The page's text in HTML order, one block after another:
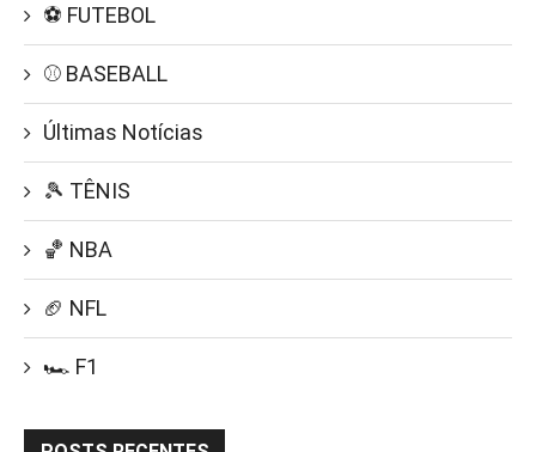
⚽ FUTEBOL
⚾ BASEBALL
Últimas Notícias
🎾 TÊNIS
🏀 NBA
🏈 NFL
🏎️ F1